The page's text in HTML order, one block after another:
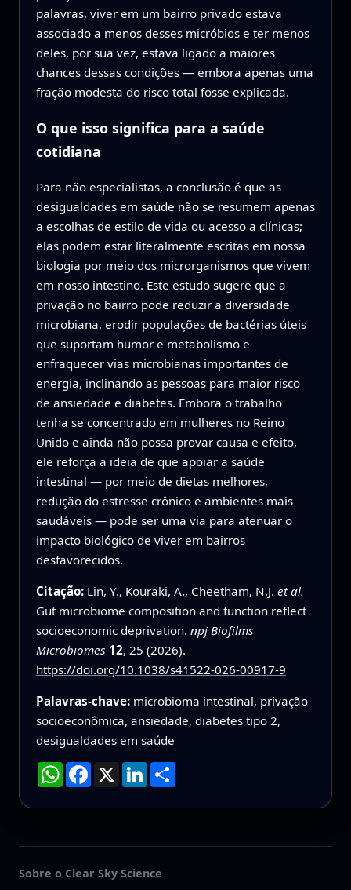
palavras, viver em um bairro privado estava
associado a menos desses micróbios e ter menos
deles, por sua vez, estava ligado a maiores
chances dessas condições — embora apenas uma
fração modesta do risco total fosse explicada.
O que isso significa para a saúde
cotidiana
Para não especialistas, a conclusão é que as
desigualdades em saúde não se resumem apenas
a escolhas de estilo de vida ou acesso a clínicas;
elas podem estar literalmente escritas em nossa
biologia por meio dos microrganismos que vivem
em nosso intestino. Este estudo sugere que a
privação no bairro pode reduzir a diversidade
microbiana, erodir populações de bactérias úteis
que suportam humor e metabolismo e
enfraquecer vias microbianas importantes de
energia, inclinando as pessoas para maior risco
de ansiedade e diabetes. Embora o trabalho
tenha se concentrado em mulheres no Reino
Unido e ainda não possa provar causa e efeito,
ele reforça a ideia de que apoiar a saúde
intestinal — por meio de dietas melhores,
redução do estresse crônico e ambientes mais
saudáveis — pode ser uma via para atenuar o
impacto biológico de viver em bairros
desfavorecidos.
Citação: Lin, Y., Kouraki, A., Cheetham, N.J. et al.
Gut microbiome composition and function reflect
socioeconomic deprivation. npj Biofilms
Microbiomes 12, 25 (2026).
https://doi.org/10.1038/s41522-026-00917-9
Palavras-chave: microbioma intestinal, privação
socioeconômica, ansiedade, diabetes tipo 2,
desigualdades em saúde
WhatsApp
Facebook
X LinkedInCompartilhar
Sobre o Clear Sky Science